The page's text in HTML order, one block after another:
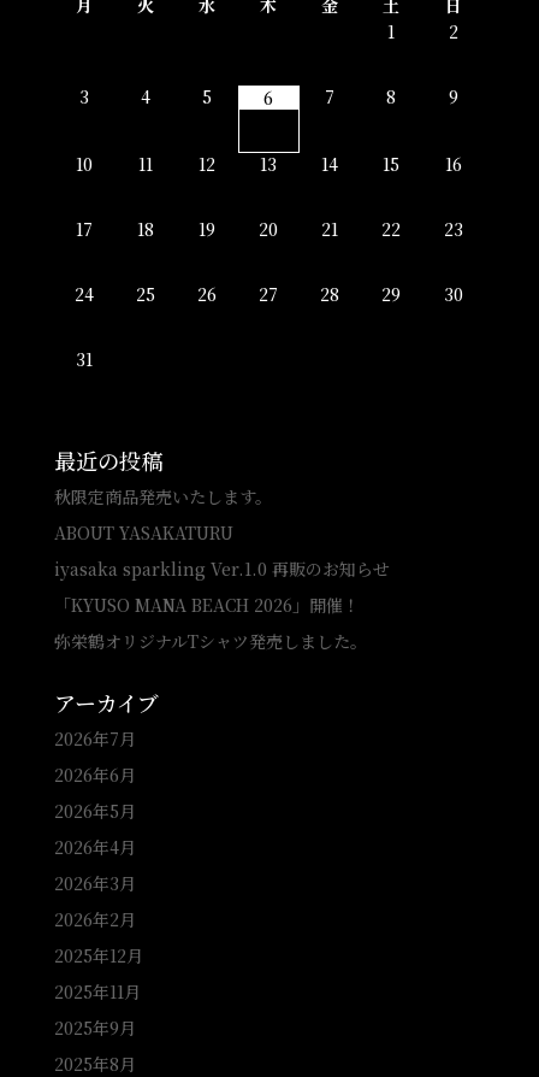
1
2
3 4 5 6 7 8 9
10 11 12 13 14 15 16
17 18 19 20 21 22 23
24 25 26 27 28 29 30
31
最近の投稿
秋限定商品発売いたします。
ABOUT YASAKATURU
iyasaka sparkling Ver.1.0 再販のお知らせ
「KYUSO MANA BEACH 2026」開催！
弥栄鶴オリジナルTシャツ発売しました。
アーカイブ
2026年7月
2026年6月
2026年5月
2026年4月
2026年3月
2026年2月
2025年12月
2025年11月
2025年9月
2025年8月